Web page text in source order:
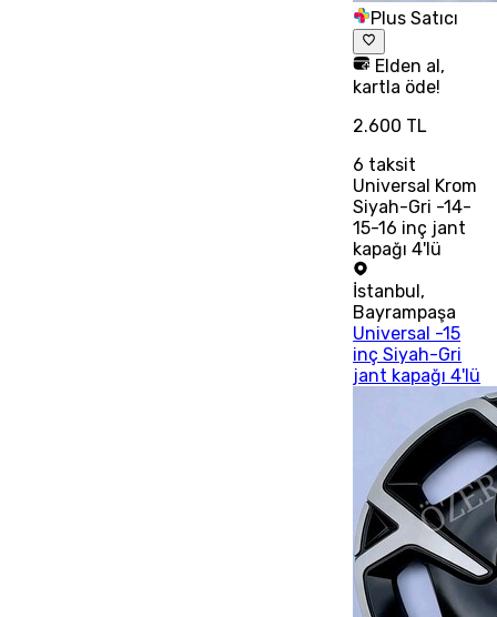
Plus Satıcı
Elden al,
kartla öde!
2.600 TL
6 taksit
Universal Krom
Siyah-Gri -14-
15-16 inç jant
kapağı 4'lü
İstanbul,
Bayrampaşa
Universal -15
inç Siyah-Gri
jant kapağı 4'lü